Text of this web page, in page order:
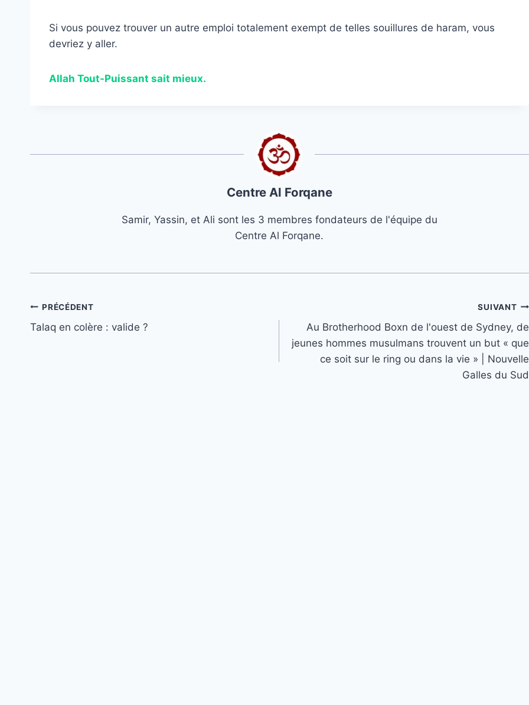
Si vous pouvez trouver un autre emploi totalement exempt de telles souillures de haram, vous
devriez y aller.
Allah Tout-Puissant sait mieux.
Centre Al Forqane
Samir, Yassin, et Ali sont les 3 membres fondateurs de l'équipe du
Centre Al Forqane.
Navigation
de
PRÉCÉDENT
Talaq en colère : valide ?
SUIVANT
Au Brotherhood Boxn de l'ouest de Sydney, de
jeunes hommes musulmans trouvent un but « que
ce soit sur le ring ou dans la vie » | Nouvelle
Galles du Sud